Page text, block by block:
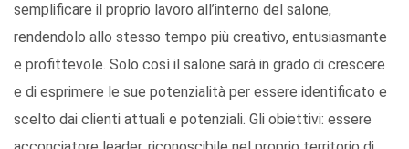
semplificare il proprio lavoro all’interno del salone,
rendendolo allo stesso tempo più creativo, entusiasmante
e profittevole. Solo così il salone sarà in grado di crescere
e di esprimere le sue potenzialità per essere identificato e
scelto dai clienti attuali e potenziali. Gli obiettivi: essere